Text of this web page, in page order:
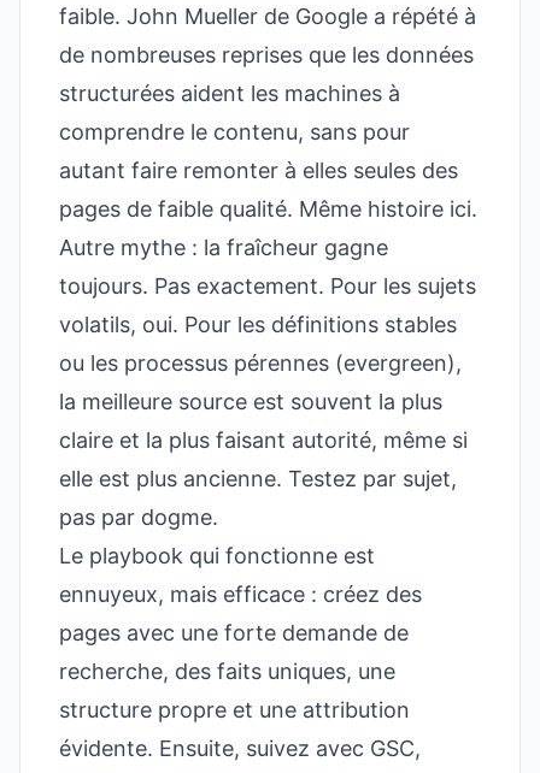
faible. John Mueller de Google a répété à
de nombreuses reprises que les données
structurées aident les machines à
comprendre le contenu, sans pour
autant faire remonter à elles seules des
pages de faible qualité. Même histoire ici.
Autre mythe : la fraîcheur gagne
toujours. Pas exactement. Pour les sujets
volatils, oui. Pour les définitions stables
ou les processus pérennes (evergreen),
la meilleure source est souvent la plus
claire et la plus faisant autorité, même si
elle est plus ancienne. Testez par sujet,
pas par dogme.
Le playbook qui fonctionne est
ennuyeux, mais efficace : créez des
pages avec une forte demande de
recherche, des faits uniques, une
structure propre et une attribution
évidente. Ensuite, suivez avec GSC,